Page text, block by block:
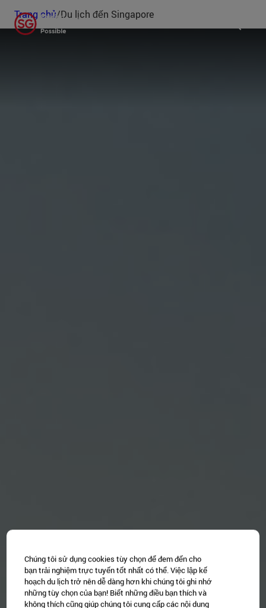
Trang chủ/Du lịch đến Singapore
Chúng tôi sử dụng cookies tùy chọn để đem đến cho
bạn trải nghiệm trực tuyến tốt nhất có thể. Việc lập kế
hoạch du lịch trở nên dễ dàng hơn khi chúng tôi ghi nhớ
những tùy chọn của bạn! Biết những điều bạn thích và
không thích cũng giúp chúng tôi cung cấp các nội dung